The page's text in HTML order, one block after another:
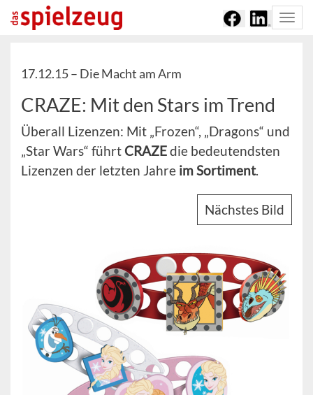
17.12.15 – Die Macht am Arm
CRAZE: Mit den Stars im Trend
Überall Lizenzen: Mit „Frozen“, „Dragons“ und
„Star Wars“ führt CRAZEdie bedeutendsten
Lizenzen der letzten Jahre im Sortiment.
Nächstes Bild